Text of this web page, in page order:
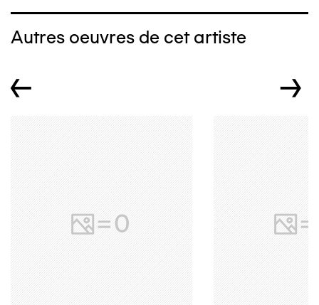
Autres oeuvres de cet artiste
← →